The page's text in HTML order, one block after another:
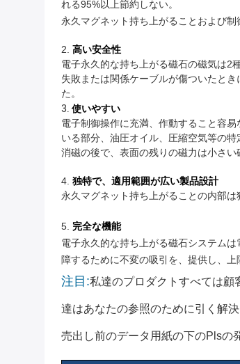
れる95%以上節約しない。
永久マグネット持ち上がることおよび
2. 高い安全性
電子永久的な持ち上がる磁石の磁気は2
失敗または関係ケーブルが傷ついたと
た。
3. 使いやすい
電子制御操作に充満、作動すること容
いる部分、油圧オイル、圧縮空気等の
消磁の後で、表面の残りの磁力は小さ
4. 独特で、適用範囲が広い製品設計
永久マグネット持ち上がることの内部
5. 完全な機能
電子永久的な持ち上がる磁石システム
障するために不変の吸引を、提供し、
注目:私達のプロダクトすべては顧
達はあなたの参照のために引く解
売出し前のデータ用紙の下のPlsの